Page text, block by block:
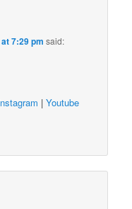
7:29 pm said:
|Youtube